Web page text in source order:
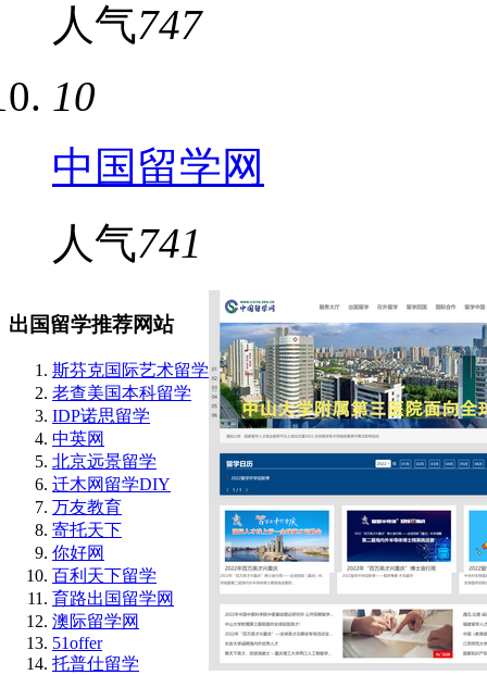
人气747
10
中国留学网
人气741
出国留学推荐网站
斯芬克国际艺术留学
老查美国本科留学
IDP诺思留学
中英网
北京远景留学
迁木网留学DIY
万友教育
寄托天下
你好网
百利天下留学
育路出国留学网
澳际留学网
51offer
托普仕留学